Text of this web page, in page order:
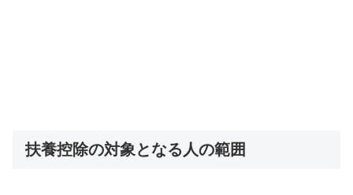
扶養控除の対象となる人の範囲